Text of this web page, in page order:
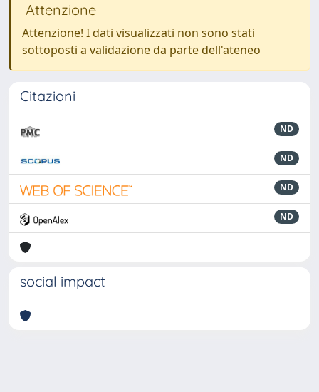
Attenzione
Attenzione! I dati visualizzati non sono stati
sottoposti a validazione da parte dell'ateneo
Citazioni
ND
ND
ND
ND
social impact